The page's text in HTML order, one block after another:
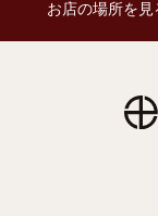
お店の場所を見